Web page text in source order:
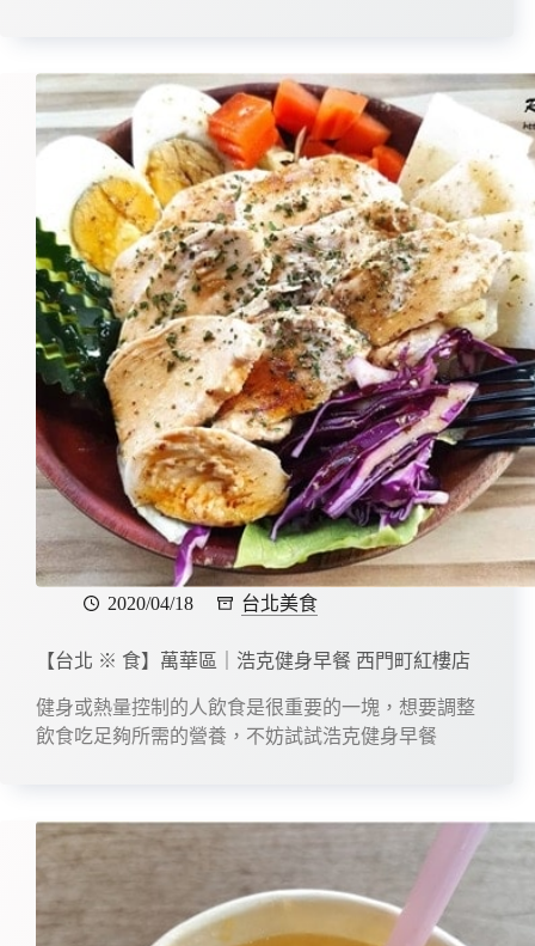
2020/04/18 台北美食
【台北 ※ 食】萬華區｜浩克健身早餐 西門町紅樓店
健身或熱量控制的人飲食是很重要的一塊，想要調整
飲食吃足夠所需的營養，不妨試試浩克健身早餐